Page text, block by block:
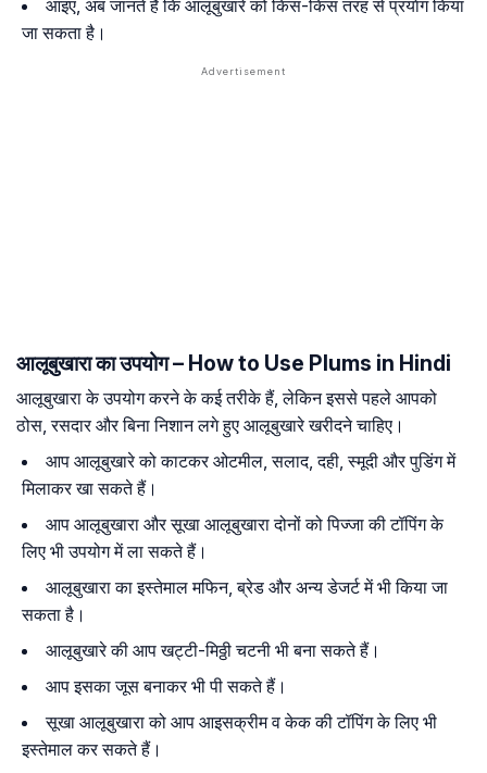
आइए, अब जानते हैं कि आलूबुखारे को किस-किस तरह से प्रयाेग किया
जा सकता है।
आलूबुखारा का उपयोग – How to Use Plums in Hindi
आलूबुखारा के उपयोग करने के कई तरीके हैं, लेकिन इससे पहले आपको
ठोस, रसदार और बिना निशान लगे हुए आलूबुखारे खरीदने चाहिए।
आप आलूबुखारे को काटकर ओटमील, सलाद, दही, स्मूदी और पुडिंग में
मिलाकर खा सकते हैं।
आप आलूबुखारा और सूखा आलूबुखारा दोनों को पिज्जा की टॉपिंग के
लिए भी उपयोग में ला सकते हैं।
आलूबुखारा का इस्तेमाल मफिन, ब्रेड और अन्य डेजर्ट में भी किया जा
सकता है।
आलूबुखारे की आप खट्टी-मिठ्ठी चटनी भी बना सकते हैं।
आप इसका जूस बनाकर भी पी सकते हैं।
सूखा आलूबुखारा को आप आइसक्रीम व केक की टॉपिंग के लिए भी
इस्तेमाल कर सकते हैं।